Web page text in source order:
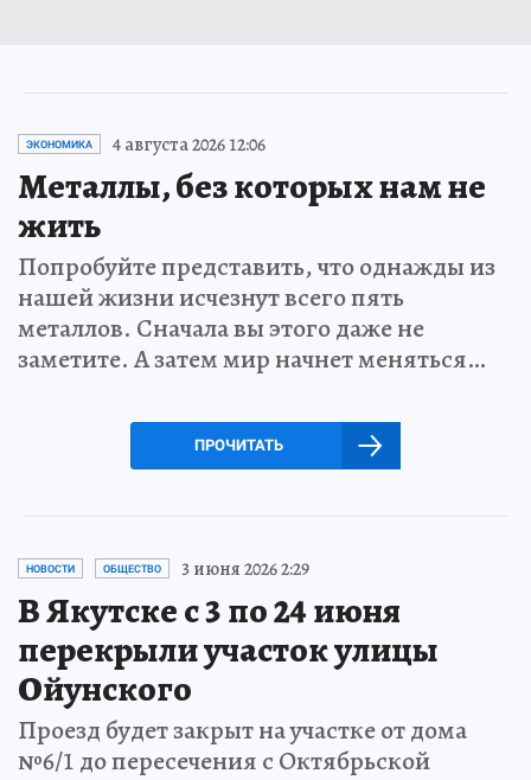
ЭКОНОМИКА 4 августа 2026 12:06
Металлы, без которых нам не
жить
Попробуйте представить, что однажды из
нашей жизни исчезнут всего пять
металлов. Сначала вы этого даже не
заметите. А затем мир начнет меняться…
ПРОЧИТАТЬ
НОВОСТИ ОБЩЕСТВО 3 июня 2026 2:29
В Якутске с 3 по 24 июня
перекрыли участок улицы
Ойунского
Проезд будет закрыт на участке от дома
№6/1 до пересечения с Октябрьской